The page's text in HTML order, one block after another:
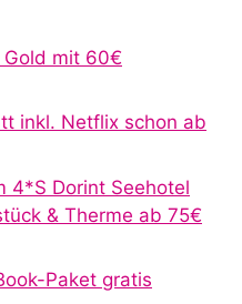
mit 60€
inkl. Netflix schon ab
4*S Dorint Seehotel
& Therme ab 75€
Paket gratis